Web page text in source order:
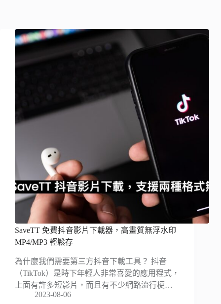
SaveTT 免費抖音影片下載器，高畫質無浮水印
MP4/MP3 輕鬆存
為什麼我們需要第三方抖音下載工具？ 抖音
（TikTok）是時下年輕人非常喜愛的應用程式，
上面有許多短影片，而且有不少網路流行梗…
2023-08-06